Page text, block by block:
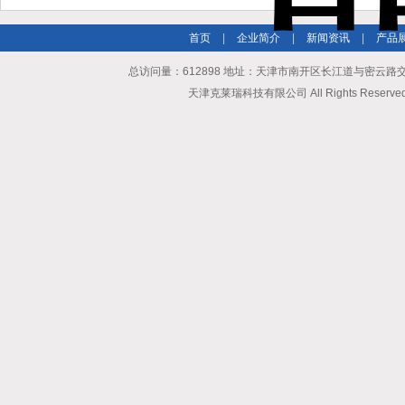
首页 企业简介 新闻资讯 产品
总访问量：612898 地址：天津市南开区长江道与密云
天津克莱瑞科技有限公司 All Rights